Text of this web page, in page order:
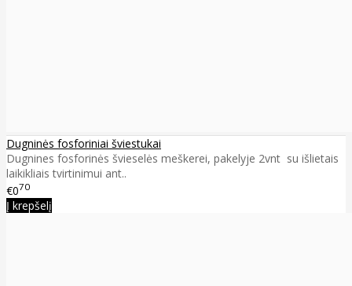
Dugninės fosforiniai šviestukai
Dugnines fosforinės švieselės meškerei, pakelyje 2vnt su išlietais
laikikliais tvirtinimui ant..
€070
Į krepšelį